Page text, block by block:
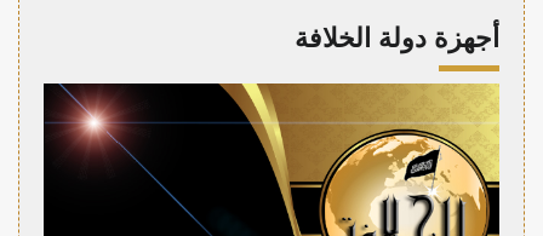
أجهزة دولة الخلافة